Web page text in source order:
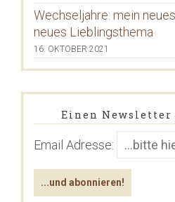
Wechseljahre: mein
neues Lieblingsthema
16. OKTOBER 2021
Einen Newsletter
Email Adresse: